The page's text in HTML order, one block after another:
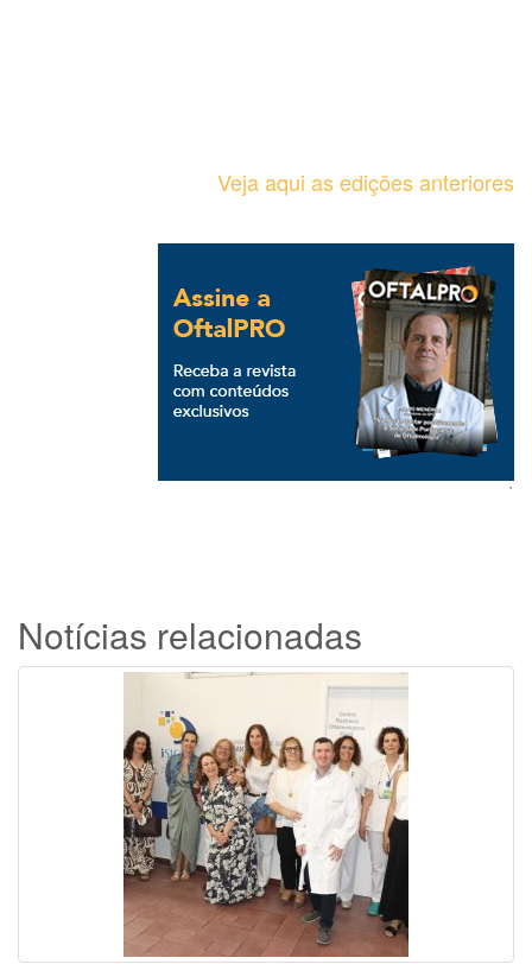
Veja aqui as edições anteriores
`
Notícias relacionadas